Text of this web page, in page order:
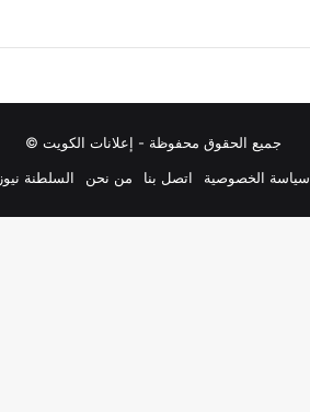
جميع الحقوق محفوظة - إعلانات الكويت ©
سياسة الخصوصية
اتصل بنا من نحن السلطنة نيوز